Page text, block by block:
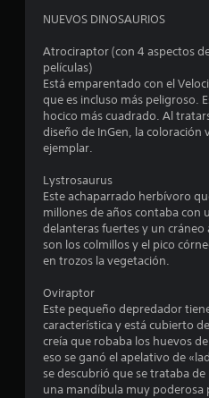
NUEVOS DINOSAURIOS
Atrociraptor (con 4 aspectos
películas)
Está emparentado con el
que es incluso más peligroso.
hocico más cuadrado. Al
diseño de InGen, la coloración
ejemplar.
Lystrosaurus
Este achaparrado herbívoro
millones de años contaba con
delanteras fuertes y un
son los colmillos y el pico
en trozos la vegetación.
Oviraptor
Este pequeño depredador
característica y está cubierto
creía que robaba los huevos
eso se ganó el apelativo de
se descubrió que se trataba
una mandíbula muy poderosa